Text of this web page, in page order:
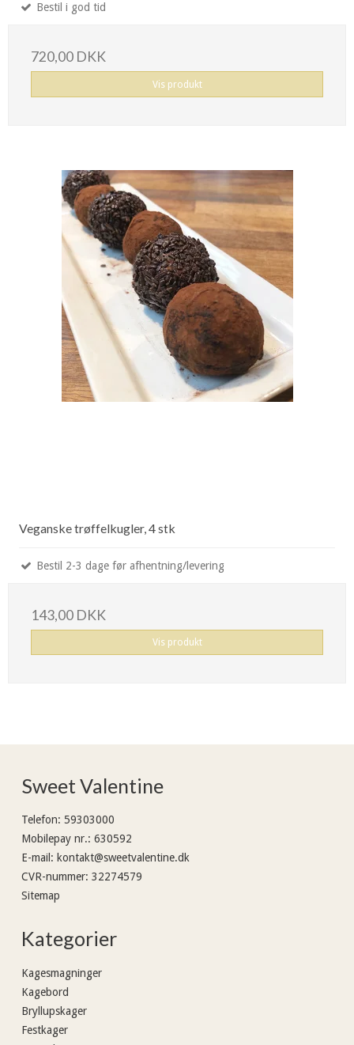
Bestil i god tid
720,00 DKK
Vis produkt
Veganske trøffelkugler, 4 stk
Bestil 2-3 dage før afhentning/levering
143,00 DKK
Vis produkt
Sweet Valentine
Telefon: 59303000
Mobilepay nr.: 630592
E-mail : kontakt@sweetvalentine.dk
CVR-nummer: 32274579
Sitemap
Kategorier
Kagesmagninger
Kagebord
Bryllupskager
Festkager